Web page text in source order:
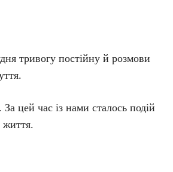
тривогу постійну й розмови
цей час із нами сталось подій
життя.